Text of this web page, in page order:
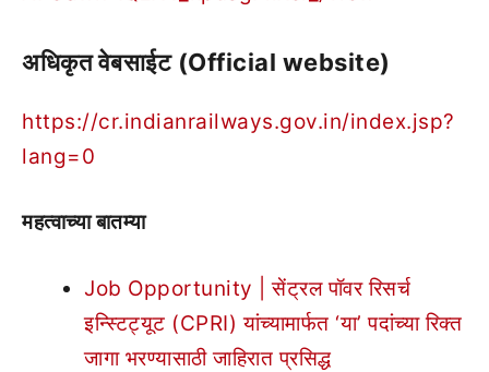
अधिकृत वेबसाईट (Official website)
https://cr.indianrailways.gov.in/index.jsp?
lang=0
महत्वाच्या बातम्या
Job Opportunity | सेंट्रल पॉवर रिसर्च
इन्स्टिट्यूट (CPRI) यांच्यामार्फत ‘या’ पदांच्या रिक्त
जागा भरण्यासाठी जाहिरात प्रसिद्ध